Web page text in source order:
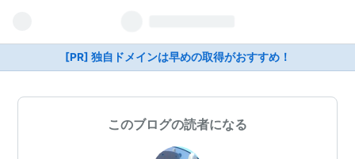
[PR] 独自ドメインは早めの取得がおすすめ！
このブログの読者になる